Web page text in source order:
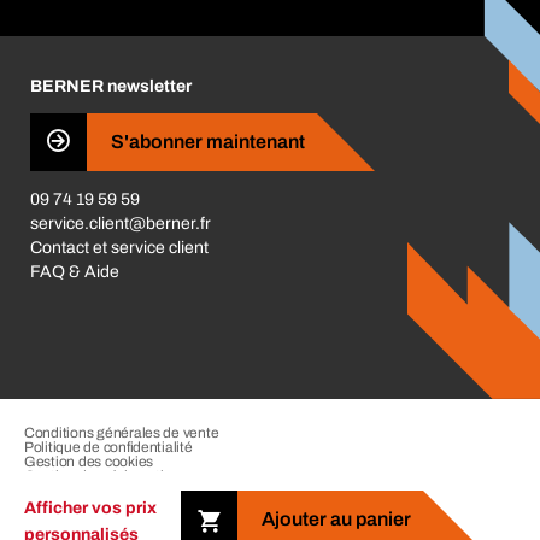
Afficher vos prix
personnalisés
Ajouter au panier
Catégories produits
Les magasins BERNER
Presse
Business Conduct
BERNER newsletter
S'abonner maintenant
09 74 19 59 59
service.client@berner.fr
Contact et service client
FAQ & Aide
Conditions générales de vente
Politique de confidentialité
Gestion des cookies
Gestion des réclamations